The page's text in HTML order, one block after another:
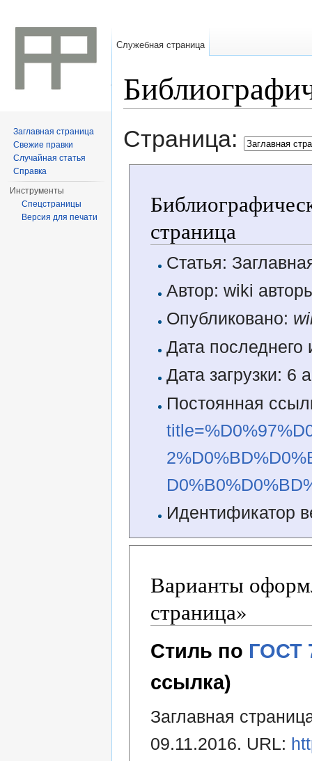
Страница:
страница
Статья:
Автор: wiki
Опубликовано:
Дата последнего
Дата загрузки: 6
Постоянная
Идентификатор
Варианты
страница»
Стиль по ГОСТ
ссылка)
Заглавная
09.11.2016. URL:
Служебная страница
Заглавная страница
Свежие правки
Случайная статья
Справка
Инструменты
Спецстраницы
Версия для печати